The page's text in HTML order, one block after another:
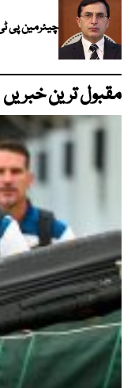
چیئرمین پی
مقبول ترین خبریں